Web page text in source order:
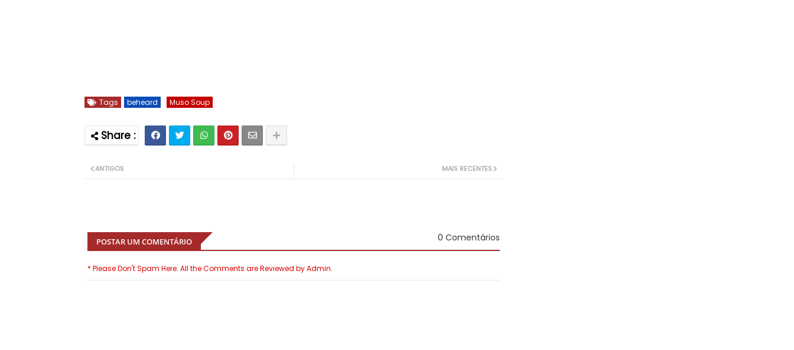
Tags beheard Muso Soup
MAIS RECENTES
ANTIGOS
POSTAR UM COMENTÁRIO 0 Comentários
* Please Don't Spam Here. All the Comments are Reviewed by Admin.